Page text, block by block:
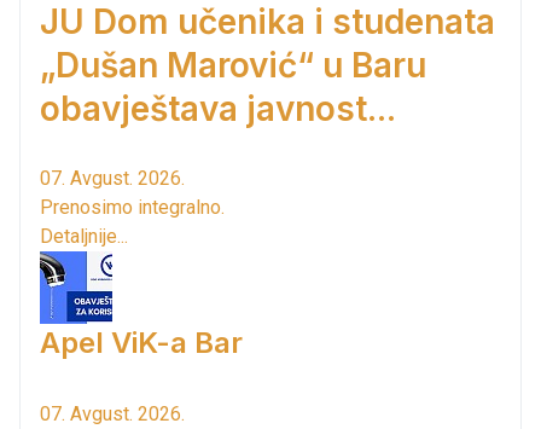
JU Dom učenika i studenata
„Dušan Marović“ u Baru
obavještava javnost...
07. Avgust. 2026.
Prenosimo integralno.
Detaljnije...
Apel ViK-a Bar
07. Avgust. 2026.